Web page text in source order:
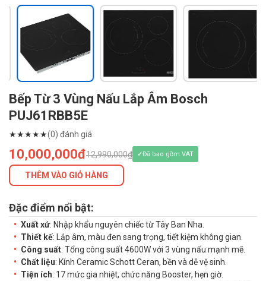
Bếp Từ 3 Vùng Nấu Lắp Âm Bosch
PUJ61RBB5E
★★★★★(0) đánh giá
10,000,000đ12,990,000₫ Đã bao gồm VAT
THÊM VÀO GIỎ HÀNG
Đặc điểm nổi bật:
Xuất xứ: Nhập khẩu nguyên chiếc từ Tây Ban Nha.
Thiết kế: Lắp âm, màu đen sang trọng, tiết kiệm không gian.
Công suất: Tổng công suất 4600W với 3 vùng nấu mạnh mẽ.
Chất liệu: Kính Ceramic Schott Ceran, bền và dễ vệ sinh.
Tiện ích: 17 mức gia nhiệt, chức năng Booster, hẹn giờ.